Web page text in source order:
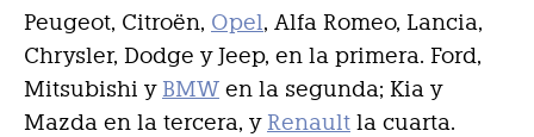
Peugeot, Citroën, Opel, Alfa Romeo, Lancia,
Chrysler, Dodge y Jeep, en la primera. Ford,
Mitsubishi y BMW en la segunda; Kia y
Mazda en la tercera, y Renault la cuarta.